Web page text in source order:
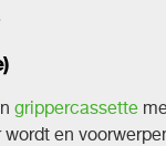
grippercassette
en